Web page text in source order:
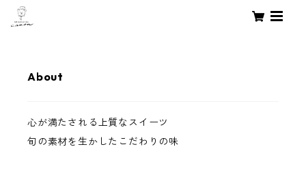
About
心が満たされる上質なスイーツ
旬の素材を生かしたこだわりの味